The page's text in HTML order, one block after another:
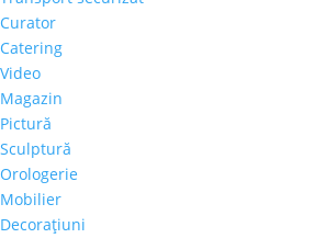
Curator
Catering
Video
Magazin
Pictură
Sculptură
Orologerie
Mobilier
Decoraţiuni